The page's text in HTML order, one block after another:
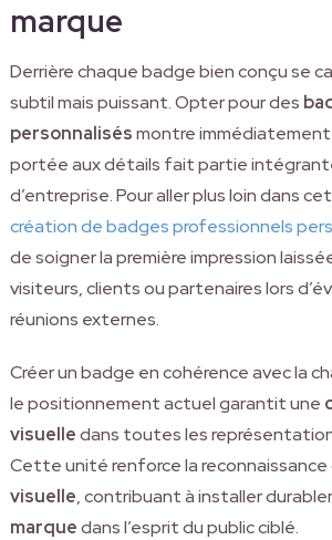
marque
Derrière chaque badge bien conçu se
subtil mais puissant. Opter pour des
personnalisésmontre
portée aux détails fait partie
d’entreprise. Pour aller plus loin dans
création de badges professionnels
de soigner la première impression
visiteurs, clients ou partenaires lors
réunions externes.
Créer un badge en cohérence avec la
le positionnement actuel garantit une
visuelledans toutes les
Cette unité renforce la reconnaissance
visuelle, contribuant à installer
marquedans l’esprit du public ciblé.